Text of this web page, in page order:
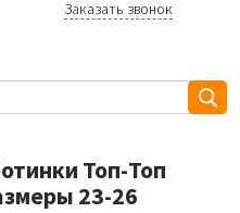
Заказать звонок
Топ-Топ
23-26